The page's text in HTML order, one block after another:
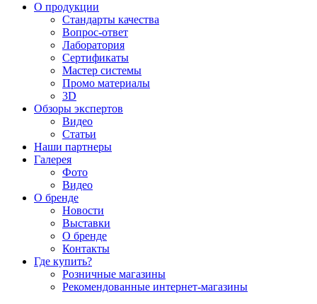
О продукции
Стандарты качества
Вопрос-ответ
Лаборатория
Сертификаты
Мастер системы
Промо материалы
3D
Обзоры экспертов
Видео
Статьи
Наши партнеры
Галерея
Фото
Видео
О бренде
Новости
Выставки
О бренде
Контакты
Где купить?
Розничные магазины
Рекомендованные интернет-магазины